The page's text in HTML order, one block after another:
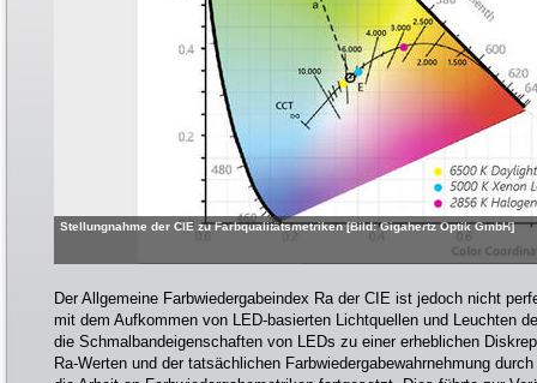
Stellungnahme der CIE zu Farbqualitätsmetriken [Bild: Gigahertz Optik GmbH]
Der Allgemeine Farbwiedergabeindex Ra der CIE ist jedoch nicht
mit dem Aufkommen von LED-basierten Lichtquellen und Leuchten
die Schmalbandeigenschaften von LEDs zu einer erheblichen
Ra-Werten und der tatsächlichen Farbwiedergabewahrnehmung